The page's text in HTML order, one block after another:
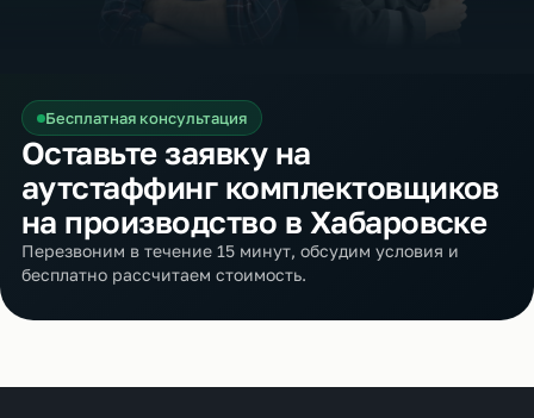
Бесплатная консультация
Оставьте заявку на
аутстаффинг комплектовщиков
на производство в Хабаровске
Перезвоним в течение 15 минут, обсудим условия и
бесплатно рассчитаем стоимость.